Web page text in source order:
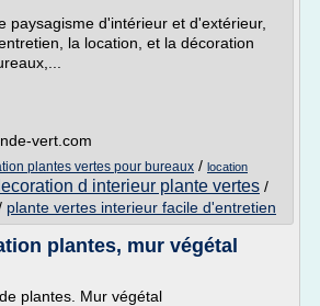
paysagisme d'intérieur et d'extérieur,
la location, et la décoration
vert.com
plantes vertes pour bureaux / location
d interieur plante vertes /
plante vertes interieur facile d'entretien
plantes, mur végétal
plantes. Mur végétal